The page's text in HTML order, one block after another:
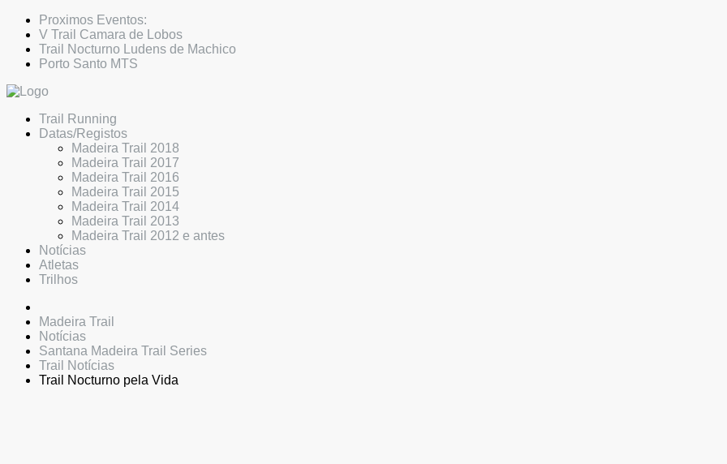
Proximos Eventos:
V Trail Camara de Lobos
Trail Nocturno Ludens de Machico
Porto Santo MTS
Trail Running
Datas/Registos
Madeira Trail 2018
Madeira Trail 2017
Madeira Trail 2016
Madeira Trail 2015
Madeira Trail 2014
Madeira Trail 2013
Madeira Trail 2012 e antes
Notícias
Atletas
Trilhos
Madeira Trail
Notícias
Santana Madeira Trail Series
Trail Notícias
Trail Nocturno pela Vida